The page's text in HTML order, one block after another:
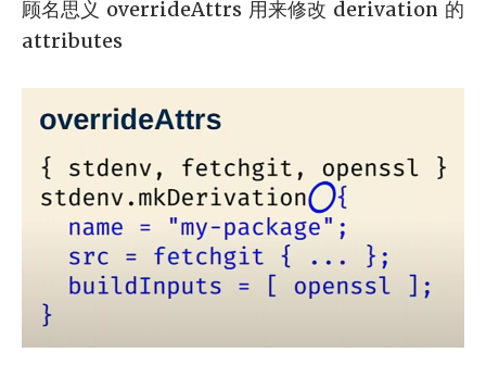
顾名思义 overrideAttrs 用来修改 derivation 的
attributes